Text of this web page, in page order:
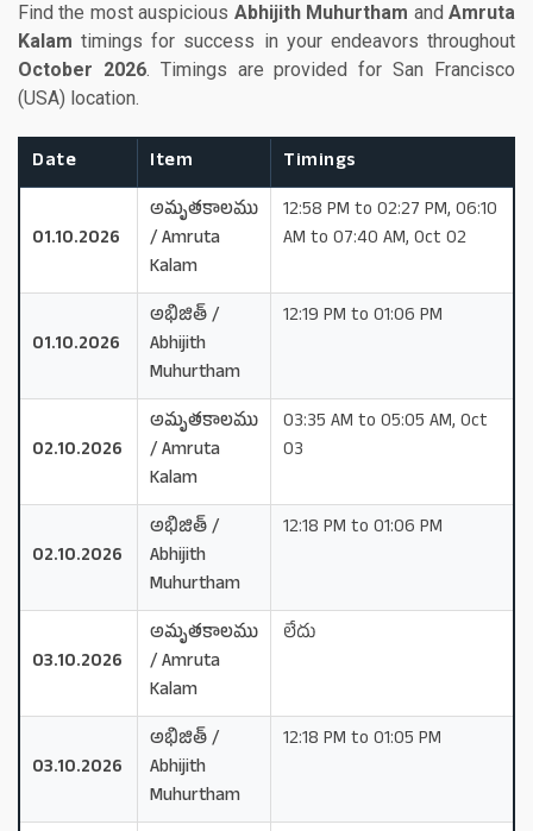
Find the most auspicious Abhijith Muhurtham andAmruta
Kalam timings for success in your endeavors throughout
October 2026. Timings are provided for San Francisco
(USA) location.
Date Item Timings
01.10.2026
అమృతకాలము
/ Amruta
Kalam
12:58 PM to 02:27 PM, 06:10
AM to 07:40 AM, Oct 02
01.10.2026
అభిజిత్ /
Abhijith
Muhurtham
12:19 PM to 01:06 PM
02.10.2026
అమృతకాలము
/ Amruta
Kalam
03:35 AM to 05:05 AM, Oct
03
02.10.2026
అభిజిత్ /
Abhijith
Muhurtham
12:18 PM to 01:06 PM
03.10.2026
అమృతకాలము
/ Amruta
Kalam
లేదు
03.10.2026
అభిజిత్ /
Abhijith
Muhurtham
12:18 PM to 01:05 PM